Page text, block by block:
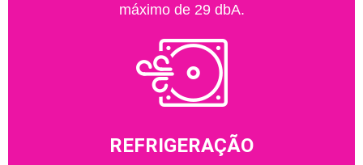
máximo de 29 dbA.
REFRIGERAÇÃO